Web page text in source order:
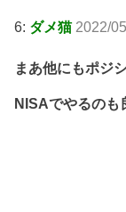
6: ダメ猫 2022/
まあ他にもポジ
NISAでやるのも